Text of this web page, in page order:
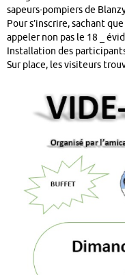
sapeurs-pompiers de
Pour s’inscrire, sachant
appeler non pas le 18 _
Installation des
Sur place, les visiteurs